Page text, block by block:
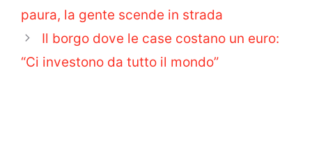
paura, la gente scende in strada
Il borgo dove le case costano un euro:
“Ci investono da tutto il mondo”